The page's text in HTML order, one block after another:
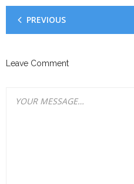
PREVIOUS
Leave Comment